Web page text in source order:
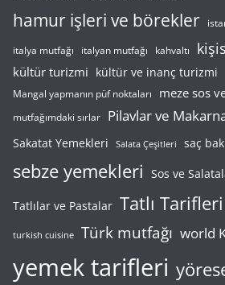
hamur işleri ve börekler
italya mutfağı italyan mutfağı kahvaltı
kültür turizmi kültür ve inanç turizmi
Mangal yapmanın püf noktaları meze sos
mutfağımdaki sırlar Pilavlar ve
Sakatat Yemekleri Salata Çeşitleri saç
sebze yemekleri Sos ve
Tatlılar ve Pastalar Tatlı Tarifleri
turkish cuisine Türk mutfağı world
yemek tarifleri